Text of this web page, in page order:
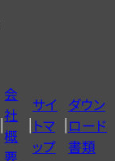
会
社
概
要
サイ
トマ
ップ
ダウン
ロード
書類